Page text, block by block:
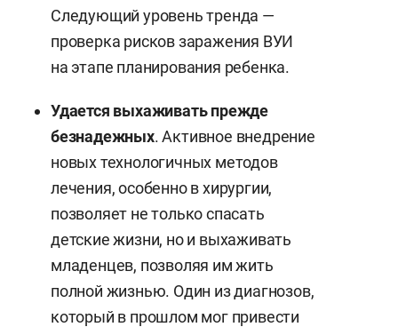
Следующий уровень тренда —
проверка рисков заражения ВУИ
на этапе планирования ребенка.
Удается выхаживать прежде
безнадежных. Активное внедрение
новых технологичных методов
лечения, особенно в хирургии,
позволяет не только спасать
детские жизни, но и выхаживать
младенцев, позволяя им жить
полной жизнью. Один из диагнозов,
который в прошлом мог привести